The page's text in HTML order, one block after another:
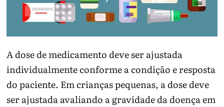
A dose de medicamento deve ser ajustada
individualmente conforme a condição e resposta
do paciente. Em crianças pequenas, a dose deve
ser ajustada avaliando a gravidade da doença em